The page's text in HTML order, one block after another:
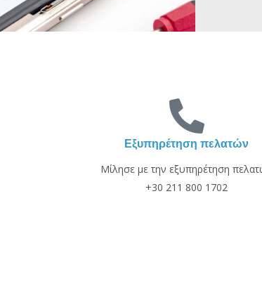
Εξυπηρέτηση πελατών
Μίλησε με την εξυπηρέτηση
+30 211 800 1702